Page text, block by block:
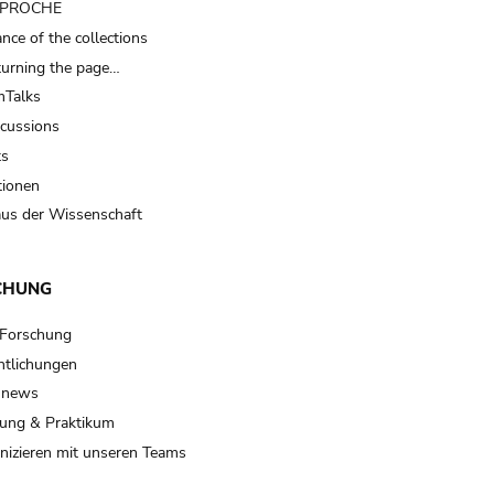
of the collections
the page…
der Wissenschaft
& Praktikum
mit unseren Teams